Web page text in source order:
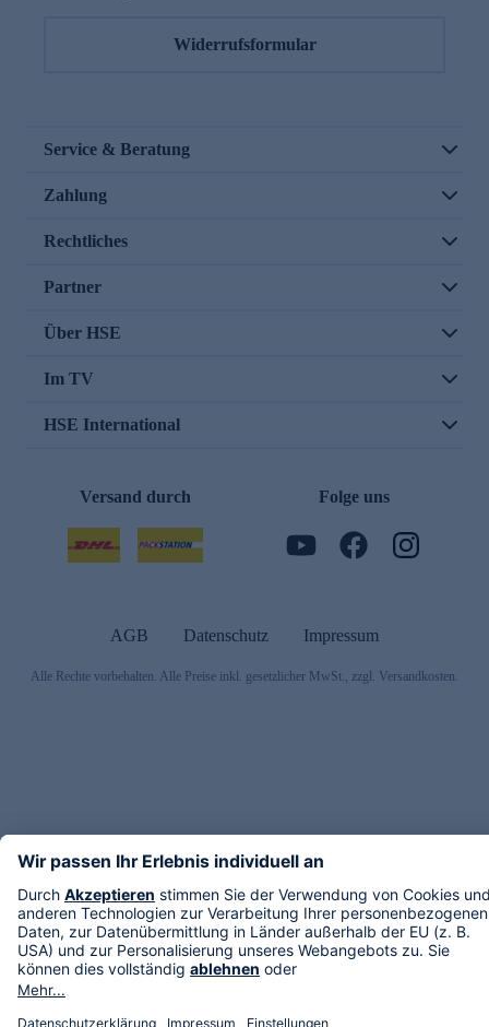
Widerrufsformular
Service & Beratung
Zahlung
Rechtliches
Partner
Über HSE
Im TV
HSE International
Versand durch Folge uns
AGB Datenschutz Impressum
Alle Rechte vorbehalten. Alle Preise inkl. gesetzlicher MwSt., zzgl. Versandkosten.